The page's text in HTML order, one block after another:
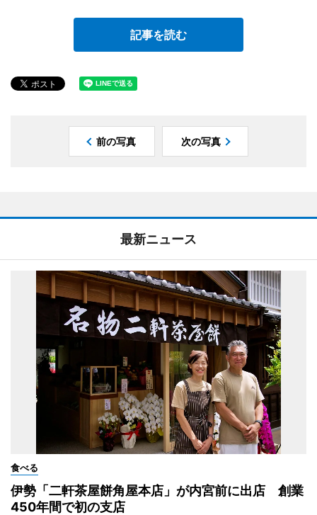
記事を読む
前の写真 次の写真
最新ニュース
食べる
伊勢「二軒茶屋餅角屋本店」が内宮前に出店 創業
450年間で初の支店